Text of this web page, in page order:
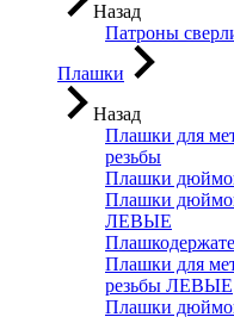
Назад
Патроны
Плашки
Назад
Плашки для
резьбы
Плашки
Плашки
ЛЕВЫЕ
Плашки для
резьбы ЛЕВЫЕ
Плашки